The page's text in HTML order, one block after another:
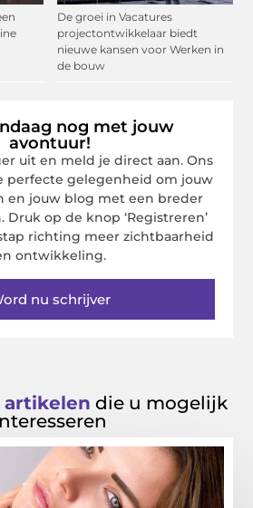
De groei in Vacatures
projectontwikkelaar biedt
nieuwe kansen voor Werken in
de bouw
nog met jouw
avontuur!
uit en meld je direct aan. Ons
perfecte gelegenheid om jouw
en jouw blog met een breder
op de knop ‘Registreren’
richting meer zichtbaarheid
ontwikkeling.
nu schrijver
artikelen die u mogelijk